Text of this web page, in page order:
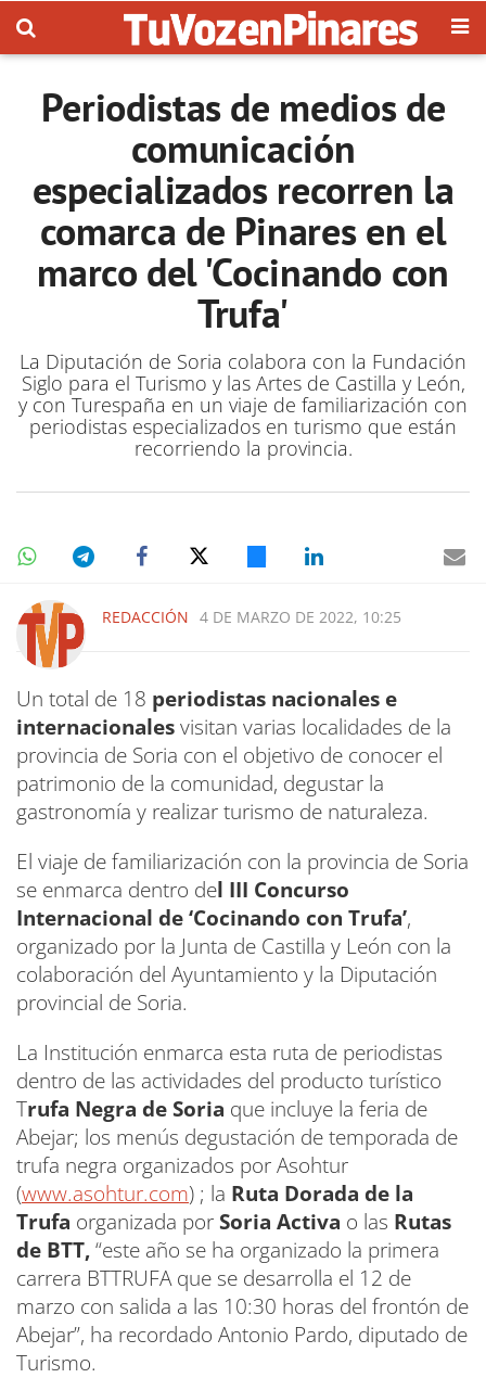
Periodistas de medios de
comunicación
especializados recorren la
comarca de Pinares en el
marco del 'Cocinando con
Trufa'
La Diputación de Soria colabora con la Fundación
Siglo para el Turismo y las Artes de Castilla y León,
y con Turespaña en un viaje de familiarización con
periodistas especializados en turismo que están
recorriendo la provincia.
REDACCIÓN 4 DE MARZO DE 2022, 10:25
Un total de 18 periodistas nacionales e
internacionalesvisitan varias localidades de la
provincia de Soria con el objetivo de conocer el
patrimonio de la comunidad, degustar la
gastronomía y realizar turismo de naturaleza.
El viaje de familiarización con la provincia de Soria
se enmarca dentro del III Concurso
Internacional de ‘Cocinando con Trufa’,
organizado por la Junta de Castilla y León con la
colaboración del Ayuntamiento y la Diputación
provincial de Soria.
La Institución enmarca esta ruta de periodistas
dentro de las actividades del producto turístico
Trufa Negra de Soria que incluye la feria de
Abejar; los menús degustación de temporada de
trufa negra organizados por Asohtur
(www.asohtur.com) ; la Ruta Dorada de la
Trufa organizada porSoria Activa o las Rutas
de BTT,“este año se ha organizado la primera
carrera BTTRUFA que se desarrolla el 12 de
marzo con salida a las 10:30 horas del frontón de
Abejar”, ha recordado Antonio Pardo, diputado de
Turismo.